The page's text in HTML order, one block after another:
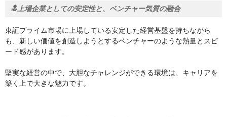
🔝上場企業としての安定性と、ベンチャー気質の融合
東証プライム市場に上場している安定した経営基盤を持ちながら
も、新しい価値を創造しようとするベンチャーのような熱量とスピ
ード感があります。
堅実な経営の中で、大胆なチャレンジができる環境は、キャリアを
築く上で大きな魅力です。